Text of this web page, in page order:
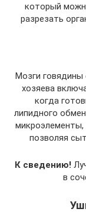
который
разрезать
Мозги говядины
хозяева
когда
липидного
позволяя
К сведению!
в